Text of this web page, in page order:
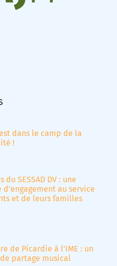
dans le camp de la
!
du SESSAD DV : une
d’engagement au service
et de leurs familles
de Picardie à l’IME : un
partage musical